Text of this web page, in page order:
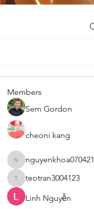
Members
Sem Gordon
cheoni kang
nguyenkhoa070421
nguyenkhoa070421
teotran3004123
teotran3004123
Linh Nguyễn